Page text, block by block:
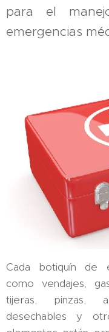
para el
emergencias
Cada botiquín de
como vendajes,
tijeras, pinzas,
desechables y